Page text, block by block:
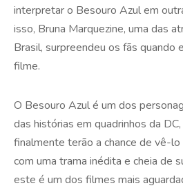
interpretar o Besouro Azul em
isso, Bruna Marquezine, uma das
Brasil, surpreendeu os fãs quando
filme.
O Besouro Azul é um dos
das histórias em quadrinhos da
finalmente terão a chance de vê-lo
com uma trama inédita e cheia de
este é um dos filmes mais